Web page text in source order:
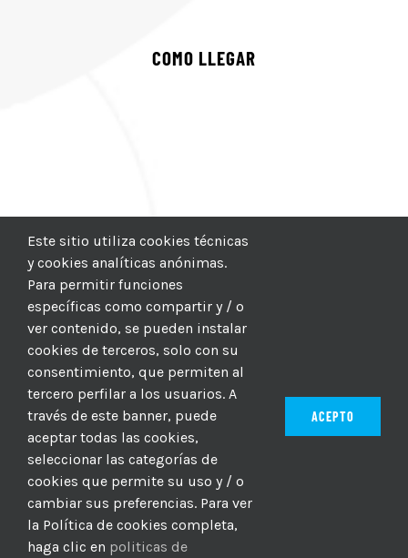
COMO LLEGAR
© 2012–2025 |CICIC| Hosting: Hosting Para PYMES
MBAGIO.COM
| Todos los derechos reservados
FacebookTwitterYouTube
Este sitio utiliza cookies técnicas
y cookies analíticas anónimas.
Para permitir funciones
específicas como compartir y / o
ver contenido, se pueden instalar
cookies de terceros, solo con su
consentimiento, que permiten al
tercero perfilar a los usuarios. A
través de este banner, puede
aceptar todas las cookies,
seleccionar las categorías de
cookies que permite su uso y / o
cambiar sus preferencias. Para ver
la Política de cookies completa,
haga clic en politicas de
ACEPTO